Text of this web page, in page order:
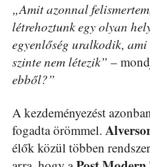
„Amit azonnal
létrehoztunk egy olyan
egyenlőség uralkodik,
szinte nem létezik” –
ebből?”
A kezdeményezést
fogadta örömmel.
élők közül többen